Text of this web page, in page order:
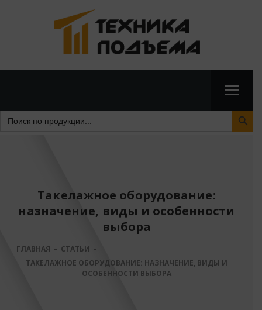
Search
for:
Search Button
Такелажное оборудование:
назначение, виды и особенности
выбора
ГЛАВНАЯ
СТАТЬИ
ТАКЕЛАЖНОЕ ОБОРУДОВАНИЕ: НАЗНАЧЕНИЕ, ВИДЫ И
ОСОБЕННОСТИ ВЫБОРА